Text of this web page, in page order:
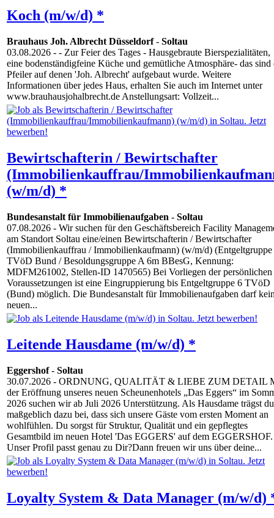
Koch (m/w/d) *
Brauhaus Joh. Albrecht Düsseldorf- Soltau
03.08.2026 - - Zur Feier des Tages - Hausgebraute Bierspezialitäten,
eine bodenständigfeine Küche und gemütliche Atmosphäre- das sind
Pfeiler auf denen 'Joh. Albrecht' aufgebaut wurde. Weitere
Informationen über jedes Haus, erhalten Sie auch im Internet unter
www.brauhausjohalbrecht.de Anstellungsart: Vollzeit...
Bewirtschafterin / Bewirtschafter
(Immobilienkauffrau/
(w/m/d) *
Bundesanstalt für Immobilienaufgaben - Soltau
07.08.2026 - Wir suchen für den Geschäftsbereich Facility
am Standort Soltau eine/einen Bewirtschafterin / Bewirtschafter
(Immobilienkauffrau / Immobilienkaufmann) (w/m/d) (Entgeltgruppe
TVöD Bund / Besoldungsgruppe A 6m BBesG, Kennung:
MDFM261002, Stellen‑ID 1470565) Bei Vorliegen der persönlichen
Voraussetzungen ist eine Eingruppierung bis Entgeltgruppe 6 TVöD
(Bund) möglich. Die Bundesanstalt für Immobilienaufgaben darf
neuen...
Leitende Hausdame (m/w/d) *
Eggershof- Soltau
30.07.2026 - ORDNUNG, QUALITÄT & LIEBE ZUM DETAIL
der Eröffnung unseres neuen Scheunenhotels „Das Eggers“ im
2026 suchen wir ab Juli 2026 Unterstützung. Als Hausdame trägst du
maßgeblich dazu bei, dass sich unsere Gäste vom ersten Moment an
wohlfühlen. Du sorgst für Struktur, Qualität und ein gepflegtes
Gesamtbild im neuen Hotel 'Das EGGERS' auf dem EGGERSHOF.
Unser Profil passt genau zu Dir?Dann freuen wir uns über deine...
Loyalty System & Data Manager (m/w/d)